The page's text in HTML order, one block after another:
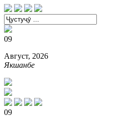
09
Август, 2026
Якшанбе
09